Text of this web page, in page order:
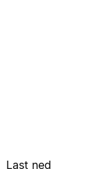
Last ned